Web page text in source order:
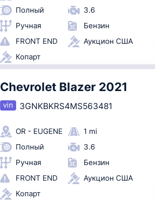
Полный
3.6
Ручная
Бензин
FRONT END
Аукцион США
Копарт
Chevrolet Blazer 2021
3GNKBKRS4MS563481
OR - EUGENE
1 mi
Полный
3.6
Ручная
Бензин
FRONT END
Аукцион США
Копарт